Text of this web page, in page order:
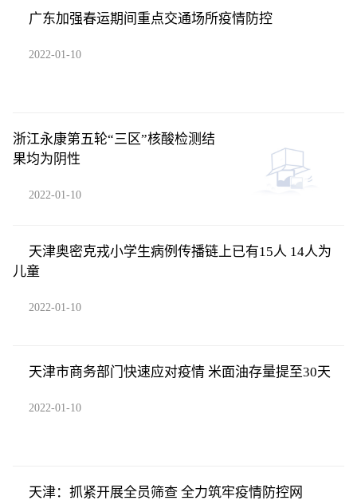
广东加强春运期间重点交通场所疫情防控
2022-01-10
浙江永康第五轮“三区”核酸检测结
果均为阴性
2022-01-10
天津奥密克戎小学生病例传播链上已有15人 14人为
儿童
2022-01-10
天津市商务部门快速应对疫情 米面油存量提至30天
2022-01-10
天津：抓紧开展全员筛查 全力筑牢疫情防控网